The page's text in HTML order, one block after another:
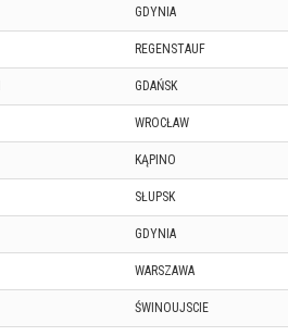
GDYNIA
REGENSTAUF
GDAŃSK
WROCŁAW
KĄPINO
SŁUPSK
GDYNIA
WARSZAWA
ŚWINOUJSCIE